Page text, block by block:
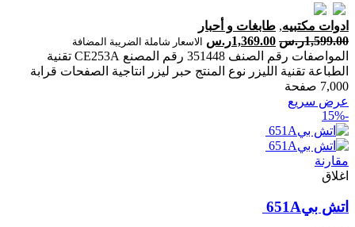
ادوات مكتبيه, طابغات و أحبار
1,599.00ر.س 1,369.00ر.س الاسعار شاملة الضريبة المضافة
المواصفات رقم الصنف 351448 رقم المصنع CE253A تقنية
الطباعة تقنية الليزر نوع المنتج حبر ليزر انتاجية الصفحات ‎قرابة
7,000 صفحة‎
عرض سريع
-15%
مقارنة
اغلاق